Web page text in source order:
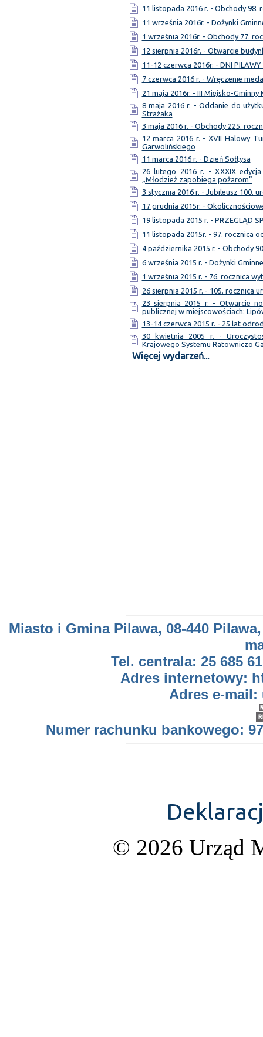
11 listopada 2016 r. - Obchody 98.
11 września 2016r. - Dożynki
1 września 2016r. - Obchody 77.
12 sierpnia 2016r. - Otwarcie
11-12 czerwca 2016r. - DNI PILAWY
7 czerwca 2016 r. - Wręczenie
21 maja 2016r. - III Miejsko-
8 maja 2016 r. - Oddanie do
Strażaka
3 maja 2016 r. - Obchody 225.
12 marca 2016 r. - XVII Halowy
Garwolińskiego
11 marca 2016 r. - Dzień Sołtysa
26 lutego 2016 r. - XXXIX
„Młodzież zapobiega pożarom”
3 stycznia 2016 r. - Jubileusz 100.
17 grudnia 2015r. -
19 listopada 2015 r. - PRZEGLĄD
11 listopada 2015r. - 97. rocznica
4 października 2015 r. - Obchody
6 września 2015 r. - Dożynki
1 września 2015 r. - 76. rocznica
26 sierpnia 2015 r. - 105. rocznica
23 sierpnia 2015 r. - Otwarcie
publicznej w miejscowościach:
13-14 czerwca 2015 r. - 25 lat
30 kwietnia 2005 r. -
Krajowego Systemu Ratowniczo
Więcej wydarzeń...
Miasto i Gmina Pilawa, 08-440
Tel. centrala: 25 685
Adres internetowy:
Adres e-mail:
Numer rachunku bankowego: 97
© 2026 Urząd